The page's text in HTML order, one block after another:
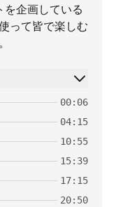
を企画している
って皆で楽しむ
00:06
04:15
10:55
15:39
17:15
20:50